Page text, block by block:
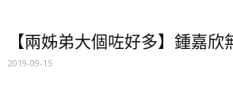
【兩姊弟大個咗好多】鍾嘉欣
2019-09-15